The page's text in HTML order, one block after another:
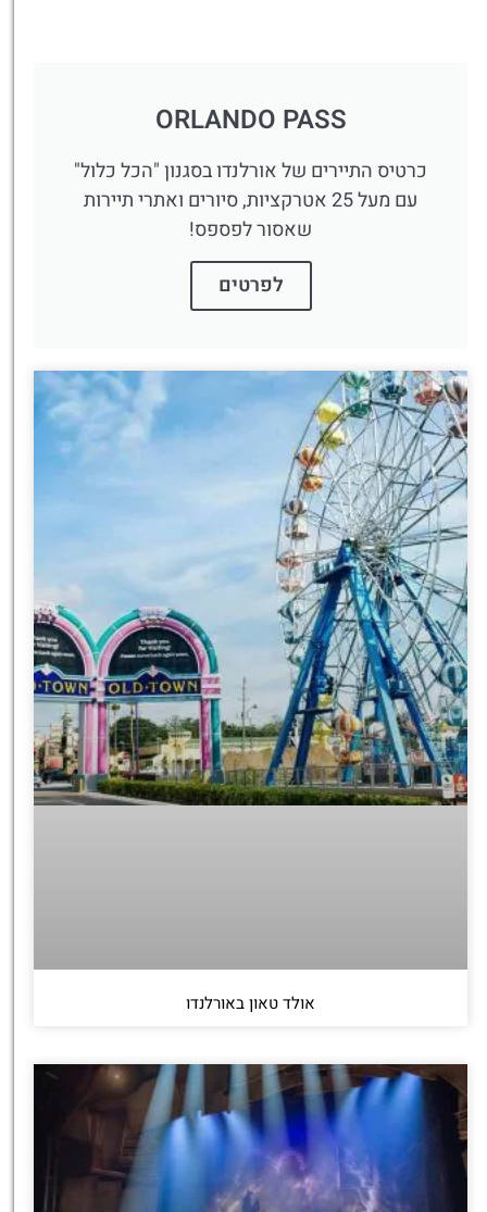
ORLANDO PASS
כרטיס התיירים של אורלנדו בסגנון "הכל כלול"
עם מעל 25 אטרקציות, סיורים ואתרי תיירות
שאסור לפספס!
לפרטים
אולד טאון באורלנדו